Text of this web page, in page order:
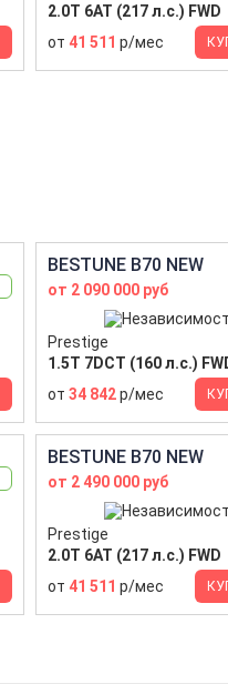
2.0T 6AT (217 л.с.) FWD
от 41 511 р/мес
BESTUNE B70 NEW
от 2 090 000 руб
Prestige
1.5T 7DCT (160 л.с.)
от 34 842р/мес
BESTUNE B70 NEW
от 2 490 000 руб
Prestige
2.0T 6AT (217 л.с.) FWD
от 41 511 р/мес